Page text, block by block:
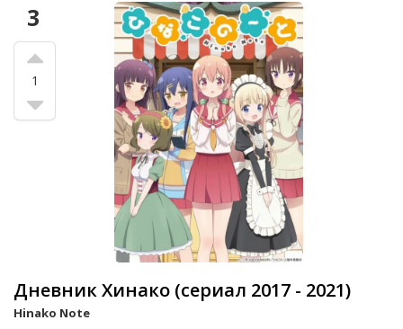
3
1
Дневник Хинако (сериал 2017 - 2021)
Hinako Note